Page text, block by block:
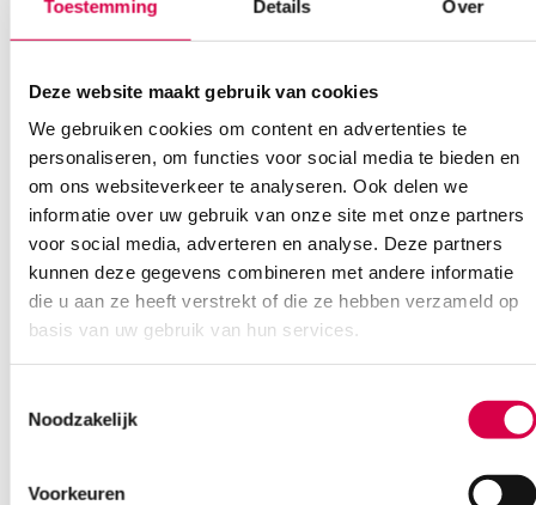
Toestemming Details Over
Deze website maakt gebruik van cookies
We gebruiken cookies om content en advertenties te
personaliseren, om functies voor social media te bieden en
om ons websiteverkeer te analyseren. Ook delen we
informatie over uw gebruik van onze site met onze partners
voor social media, adverteren en analyse. Deze partners
kunnen deze gegevens combineren met andere informatie
die u aan ze heeft verstrekt of die ze hebben verzameld op
basis van uw gebruik van hun services.
Noodzakelijk
Voorkeuren
Ook interessant